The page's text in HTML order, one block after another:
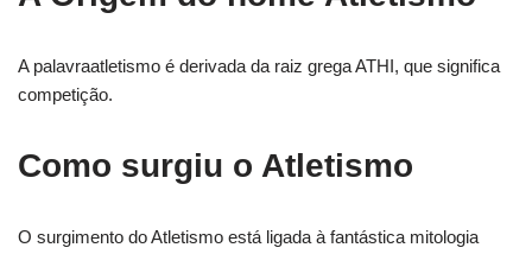
A palavraatletismo é derivada da raiz grega ATHI, que significa
competição.
Como surgiu o Atletismo
O surgimento do Atletismo está ligada à fantástica mitologia